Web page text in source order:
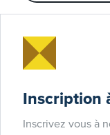
Inscription
Inscrivez vous à